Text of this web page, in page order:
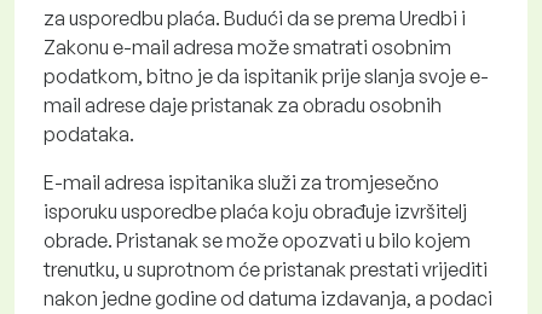
za usporedbu plaća. Budući da se prema Uredbi i
Zakonu e-mail adresa može smatrati osobnim
podatkom, bitno je da ispitanik prije slanja svoje e-
mail adrese daje pristanak za obradu osobnih
podataka.
E-mail adresa ispitanika služi za tromjesečno
isporuku usporedbe plaća koju obrađuje izvršitelj
obrade. Pristanak se može opozvati u bilo kojem
trenutku, u suprotnom će pristanak prestati vrijediti
nakon jedne godine od datuma izdavanja, a podaci